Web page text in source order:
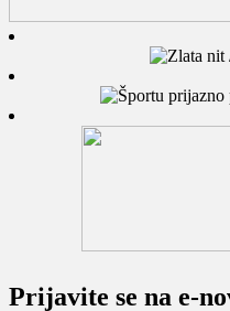
Prijavite se na e-